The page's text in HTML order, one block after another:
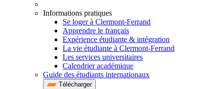
Informations pratiques
Se loger à Clermont-Ferrand
Apprendre le français
Expérience étudiante & intégration
La vie étudiante à Clermont-Ferrand
Les services universitaires
Calendrier académique
Guide des étudiants internationaux
Télécharger